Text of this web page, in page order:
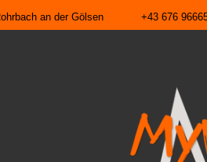
an der Gölsen +43 676